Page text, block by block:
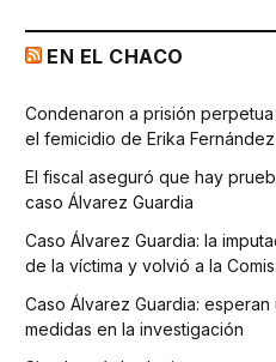
EN EL CHACO
Condenaron a prisión
el femicidio de Erika Fernández
El fiscal aseguró que hay
caso Álvarez Guardia
Caso Álvarez Guardia: la
de la víctima y volvió a la
Caso Álvarez Guardia:
medidas en la investigación